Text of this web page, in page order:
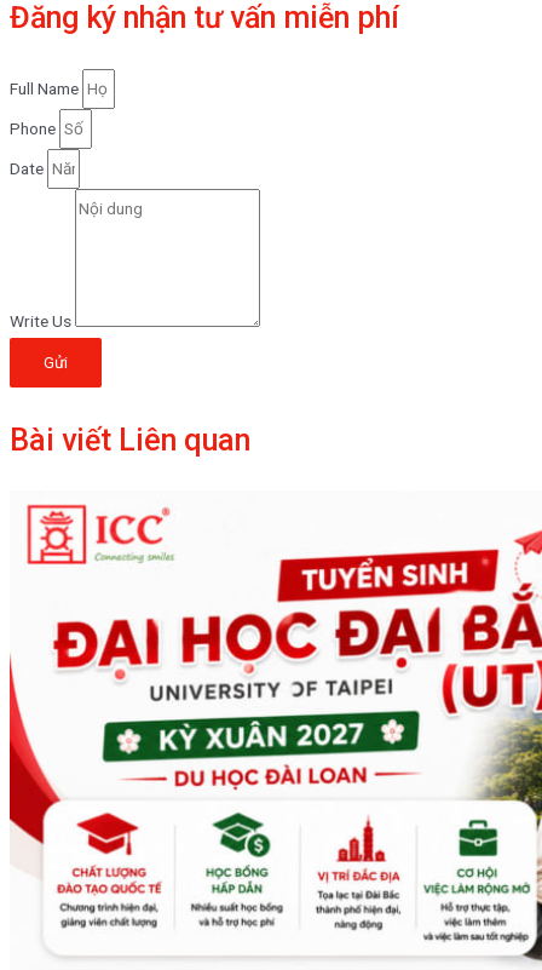
Đăng ký nhận tư vấn miễn phí
Full Name
Phone
Date
Write Us
Gửi
Bài viết Liên quan